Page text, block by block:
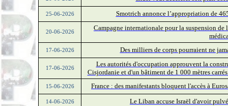
25-06-2026 Smotrich annonce l’appropriation de
20-06-2026
Campagne internationale pour la suspension
17-06-2026 Des milliers de corps pourraient ne
17-06-2026
Les autorités d'occupation approuvent la
Cisjordanie et d'un bâtiment de 1 000 mètres
15-06-2026 France : des manifestants bloquent l'accès à
14-06-2026 Le Liban accuse Israël d'avoir